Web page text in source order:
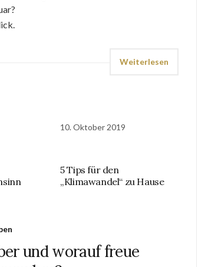
Weiterlesen
10. Oktober 2019
5 Tips für den
„Klimawandel“ zu Hause
und worauf freue